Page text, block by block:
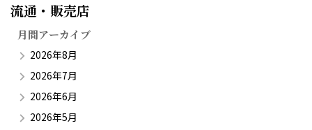
流通・販売店​
月間アーカイブ
2026年8月
2026年7月
2026年6月
2026年5月